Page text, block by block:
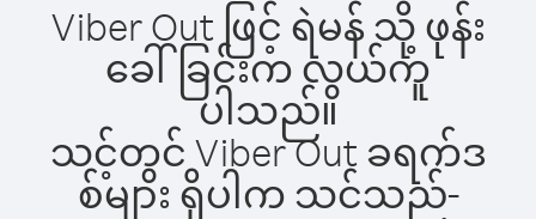
Viber Out ဖြင့် ရဲမန် သို့ ဖုန်း
ခေါ်ခြင်းက လွယ်ကူ
ပါသည်။
သင့်တွင် Viber Out ခရက်ဒ
စ်များ ရှိပါက သင်သည်-